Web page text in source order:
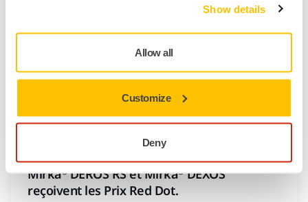
Show details
Allow all
Customize
Deny
Mirka® DEROS RS et Mirka® DEXOS
reçoivent les Prix Red Dot.